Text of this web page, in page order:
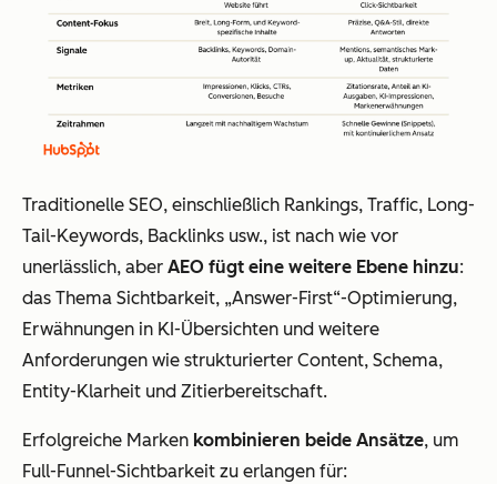
Traditionelle SEO, einschließlich Rankings, Traffic, Long-
Tail-Keywords, Backlinks usw., ist nach wie vor
unerlässlich, aber AEO fügt eine weitere Ebene hinzu:
das Thema Sichtbarkeit, „Answer-First“-Optimierung,
Erwähnungen in KI-Übersichten und weitere
Anforderungen wie strukturierter Content, Schema,
Entity-Klarheit und Zitierbereitschaft.
Erfolgreiche Marken kombinieren beide Ansätze, um
Full-Funnel-Sichtbarkeit zu erlangen für: